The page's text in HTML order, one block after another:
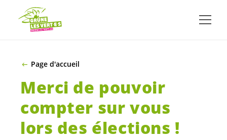
ALLER AU CONTENU PRINCIPAL
Page d'accueil
Merci de pouvoir
compter sur vous
lors des élections !